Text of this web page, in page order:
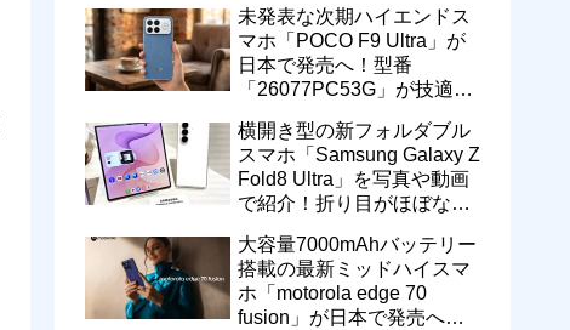
交換なども
未発表な次期ハイエンドス
マホ「POCO F9 Ultra」が
日本で発売へ！型番
「26077PC53G」が技適通
テリー搭載に
横開き型の新フォルダブル
スマホ「Samsung Galaxy Z
Fold8 Ultra」を写真や動画
で紹介！折り目がほぼない
ト】
大容量7000mAhバッテリー
搭載の最新ミッドハイスマ
ホ「motorola edge 70
fusion」が日本で発売へ！